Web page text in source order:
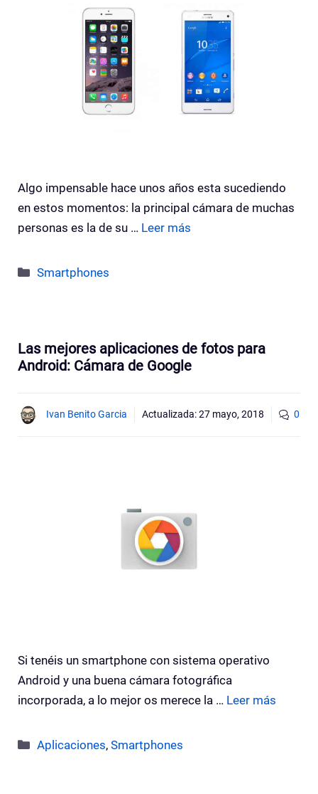
Algo impensable hace unos años esta sucediendo
en estos momentos: la principal cámara de muchas
personas es la de su … Leer más
Categorías
Smartphones
Las mejores aplicaciones de fotos para
Android: Cámara de Google
Ivan Benito Garcia Actualizada:27 mayo, 2018 0
Si tenéis un smartphone con sistema operativo
Android y una buena cámara fotográfica
incorporada, a lo mejor os merece la … Leer más
Categorías
Aplicaciones,Smartphones